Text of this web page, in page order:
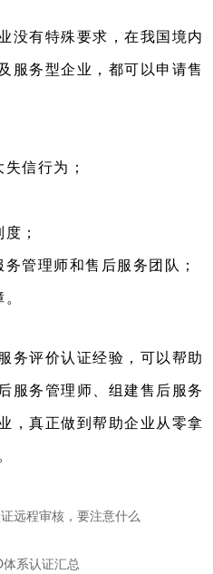
没有特殊要求，在我国境内
服务型企业，都可以申请售
信行为；
；
管理师和售后服务团队；
务评价认证经验，可以帮助
服务管理师、组建售后服务
，真正做到帮助企业从零拿
。
远程审核，要注意什么
系认证汇总